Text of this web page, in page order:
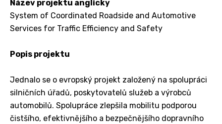
Název projektu anglicky
System of Coordinated Roadside and Automotive
Services for Traffic Efficiency and Safety
Popis projektu
Jednalo se o evropský projekt založený na spolupráci
silničních úřadů, poskytovatelů služeb a výrobců
automobilů. Spolupráce zlepšila mobilitu podporou
čistšího, efektivnějšího a bezpečnějšího dopravního